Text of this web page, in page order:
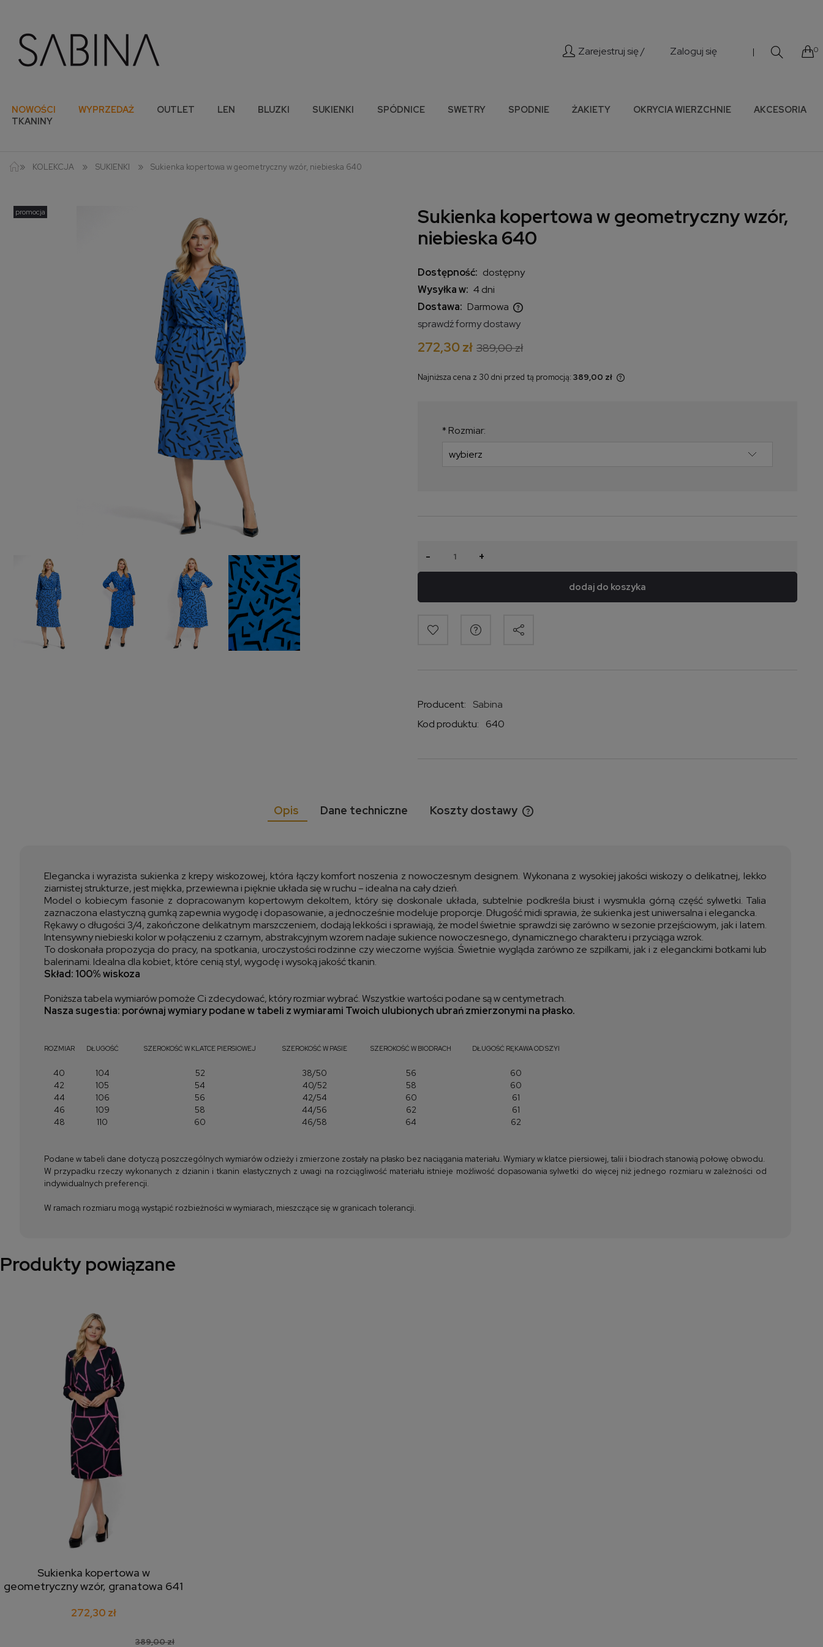
Zarejestruj się / Zaloguj się | 0
NOWOŚCI WYPRZEDAŻ OUTLET LEN BLUZKI SUKIENKI SPÓDNICE SWETRY SPODNIE ŻAKIETY OKRYCIA WIERZCHNIE
AKCESORIA
TKANINY
» KOLEKCJA » SUKIENKI » Sukienka kopertowa w geometryczny wzór, niebieska 640
promocja
Sukienka kopertowa w geometryczny wzór,
niebieska 640
Dostępność: dostępny
Wysyłka w: 4 dni
Dostawa: Darmowa
kosztów płatności
sprawdź formy dostawy
272,30 zł 389,00 zł
Najniższa cena z 30 dni przed tą promocją: 389,00 zł
najniższa cena od momentu, kiedy
* Rozmiar:
- +
dodaj do koszyka
Producent:
Sabina
Kod produktu:
640
Opis Dane techniczne Koszty dostawy
Elegancka i wyrazista sukienka z krepy wiskozowej, która łączy komfort noszenia z nowoczesnym designem. Wykonana z wysokiej jakości wiskozy o delikatnej, lekko
ziarnistej strukturze, jest miękka, przewiewna i pięknie układa się w ruchu – idealna na cały dzień.
Model o kobiecym fasonie z dopracowanym kopertowym dekoltem, który się doskonale układa, subtelnie podkreśla biust i wysmukla górną część sylwetki. Talia
zaznaczona elastyczną gumką zapewnia wygodę i dopasowanie, a jednocześnie modeluje proporcje. Długość midi sprawia, że sukienka jest uniwersalna i elegancka.
Rękawy o długości 3/4, zakończone delikatnym marszczeniem, dodają lekkości i sprawiają, że model świetnie sprawdzi się zarówno w sezonie przejściowym, jak i latem.
Intensywny niebieski kolor w połączeniu z czarnym, abstrakcyjnym wzorem nadaje sukience nowoczesnego, dynamicznego charakteru i przyciąga wzrok.
To doskonała propozycja do pracy, na spotkania, uroczystości rodzinne czy wieczorne wyjścia. Świetnie wygląda zarówno ze szpilkami, jak i z eleganckimi botkami lub
balerinami. Idealna dla kobiet, które cenią styl, wygodę i wysoką jakość tkanin.
Skład: 100% wiskoza
Poniższa tabela wymiarów pomoże Ci zdecydować, który rozmiar wybrać. Wszystkie wartości podane są w centymetrach.
Nasza sugestia: porównaj wymiary podane w tabeli z wymiarami Twoich ulubionych ubrań zmierzonymi na płasko.
ROZMIAR DŁUGOŚĆ SZEROKOŚĆ W KLATCE PIERSIOWEJ SZEROKOŚĆ W PASIE SZEROKOŚĆ W BIODRACH DŁUGOŚĆ RĘKAWA OD SZYI
40 104 52 38/50 56
60
42
105 54 40/52 58
60
44
106 56 42/54 60
61
46
109 58 44/56 62
61
48
110 60 46/58 64 62
Podane w tabeli dane dotyczą poszczególnych wymiarów odzieży i zmierzone zostały na płasko bez naciągania materiału. Wymiary w klatce piersiowej, talii i biodrach stanowią połowę obwodu.
W przypadku rzeczy wykonanych z dzianin i tkanin elastycznych z uwagi na rozciągliwość materiału istnieje możliwość dopasowania sylwetki do więcej niż jednego rozmiaru w zależności od
indywidualnych preferencji.
W ramach rozmiaru mogą wystąpić rozbieżności w wymiarach, mieszczące się w granicach tolerancji.
Produkty powiązane
dodaj do koszyka
Sukienka kopertowa w
geometryczny wzór, granatowa 641
389,00 zł
272,30 zł